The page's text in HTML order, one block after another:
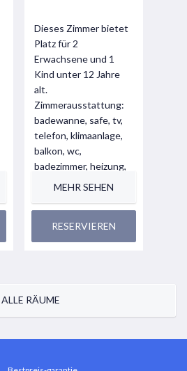
Dieses Zimmer bietet
Platz für 2
Erwachsene und 1
Kind unter 12 Jahre
alt.
Zimmerausstattung:
badewanne, safe, tv,
telefon, klimaanlage,
balkon, wc,
badezimmer, heizung,
MEHR SEHEN
RESERVIEREN
ALLE RÄUME